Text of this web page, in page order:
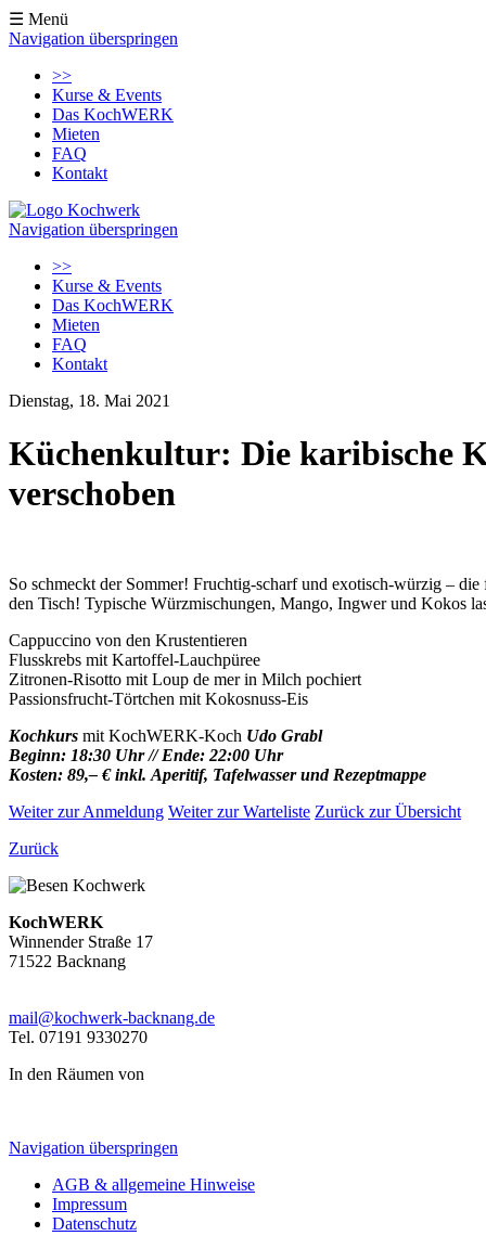
☰ Menü
Navigation überspringen
>>
Kurse & Events
Das KochWERK
Mieten
FAQ
Kontakt
Navigation überspringen
>>
Kurse & Events
Das KochWERK
Mieten
FAQ
Kontakt
Dienstag, 18. Mai 2021
Küchenkultur: Die karibische
verschoben
So schmeckt der Sommer! Fruchtig-scharf und exotisch-würzig –
den Tisch! Typische Würzmischungen, Mango, Ingwer und Kokos
Cappuccino von den Krustentieren
Flusskrebs mit Kartoffel-Lauchpüree
Zitronen-Risotto mit Loup de mer in Milch pochiert
Passionsfrucht-Törtchen mit Kokosnuss-Eis
Kochkurs mit KochWERK-Koch Udo Grabl
Beginn: 18:30 Uhr // Ende: 22:00 Uhr
Kosten: 89,– € inkl. Aperitif, Tafelwasser und Rezeptmappe
Weiter zur Anmeldung Weiter zur Warteliste Zurück zur Übersicht
Zurück
KochWERK
Winnender Straße 17
71522 Backnang
mail@kochwerk-backnang.de
Tel. 07191 9330270
In den Räumen von
Navigation überspringen
AGB & allgemeine Hinweise
Impressum
Datenschutz